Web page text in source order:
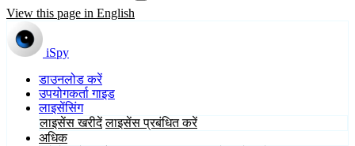
View this page in English
iSpy
डाउनलोड करें
उपयोगकर्ता गाइड
लाइसेंसिंग
लाइसेंस खरीदें लाइसेंस प्रबंधित करें
अधिक